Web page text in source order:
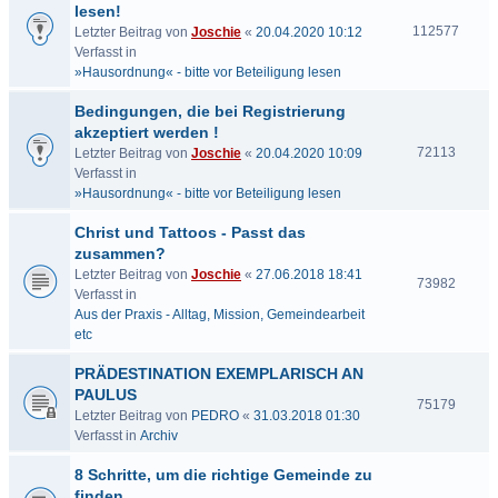
lesen!
Letzter Beitrag von Joschie « 20.04.2020 10:12
Verfasst in
»Hausordnung« - bitte vor Beteiligung lesen
112577
Bedingungen, die bei Registrierung
akzeptiert werden !
Letzter Beitrag von Joschie « 20.04.2020 10:09
Verfasst in
»Hausordnung« - bitte vor Beteiligung lesen
72113
Christ und Tattoos - Passt das
zusammen?
Letzter Beitrag von Joschie « 27.06.2018 18:41
Verfasst in
Aus der Praxis - Alltag, Mission, Gemeindearbeit
etc
73982
PRÄDESTINATION EXEMPLARISCH AN
PAULUS
Letzter Beitrag von PEDRO « 31.03.2018 01:30
Verfasst in Archiv
75179
8 Schritte, um die richtige Gemeinde zu